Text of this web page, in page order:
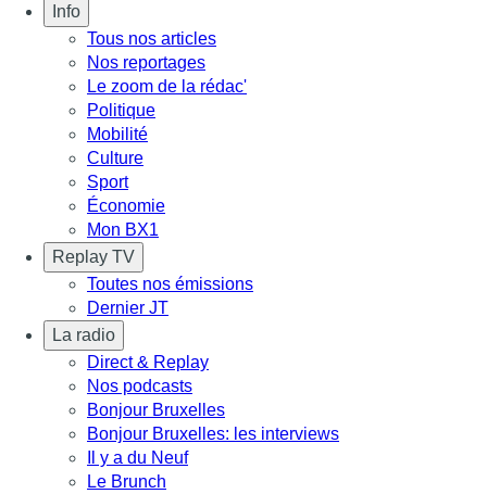
Info
Tous nos articles
Nos reportages
Le zoom de la rédac'
Politique
Mobilité
Culture
Sport
Économie
Mon BX1
Replay TV
Toutes nos émissions
Dernier JT
La radio
Direct & Replay
Nos podcasts
Bonjour Bruxelles
Bonjour Bruxelles: les interviews
Il y a du Neuf
Le Brunch